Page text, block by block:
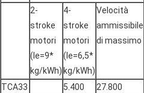
2-
stroke
motori
(le=9*
kg/kWh)
4-
stroke
motori
(le=6,5*
kg/kWh)
Velocità
ammissibile
di massimo
TCA33 5.400 27.800